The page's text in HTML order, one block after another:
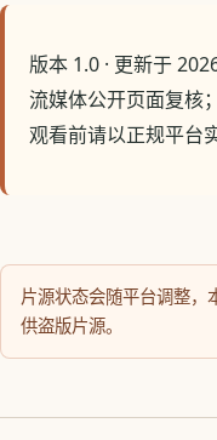
版本 1.0 · 更新于
流媒体公开页面复核
观看前请以正规平台
片源状态会随平台调整，
供盗版片源。